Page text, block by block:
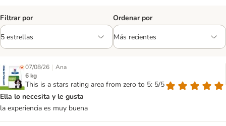
Filtrar por Ordenar por
07/08/26 | Ana
6 kg
This is a stars rating area from zero to 5: 5/5
Ella lo necesita y le gusta
la experiencia es muy buena